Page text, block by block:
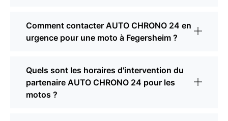
Comment contacter AUTO CHRONO 24 en
urgence pour une moto à Fegersheim ?
Quels sont les horaires d'intervention du
partenaire AUTO CHRONO 24 pour les
motos ?